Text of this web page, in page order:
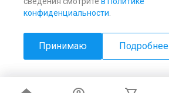
конфиденциальности
Принимаю Подробнее